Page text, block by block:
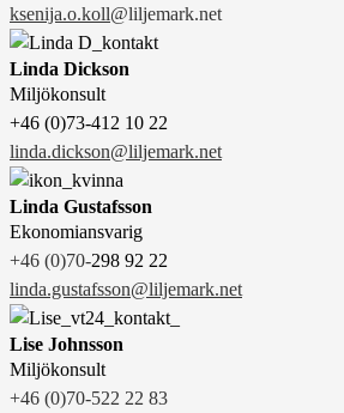
ksenija.o.koll@liljemark.net
Linda Dickson
Miljökonsult
+46 (0)73-412 10 22
linda.dickson@liljemark.net
Linda Gustafsson
Ekonomiansvarig
+46 (0)70-298 92 22
linda.gustafsson@liljemark.net
Lise Johnsson
Miljökonsult
+46 (0)70-522 22 83